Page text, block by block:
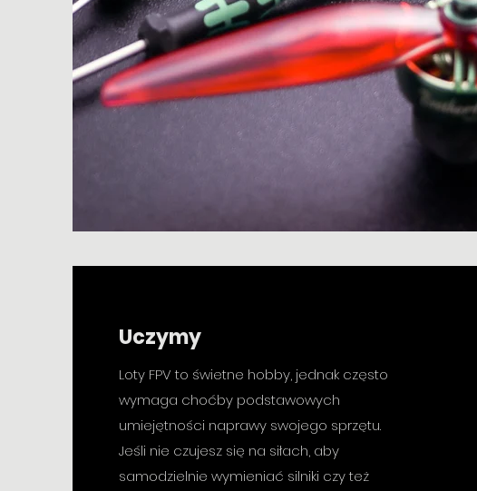
Uczymy
Loty FPV to świetne hobby, jednak często
wymaga choćby podstawowych
umiejętności naprawy swojego sprzętu.
Jeśli nie czujesz się na siłach, aby
samodzielnie wymieniać silniki czy też